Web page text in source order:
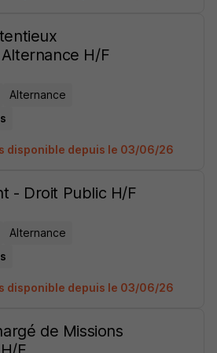
H/F
Alternance
disponible depuis le 03/06/26
- Droit Public H/F
Alternance
disponible depuis le 03/06/26
de Missions